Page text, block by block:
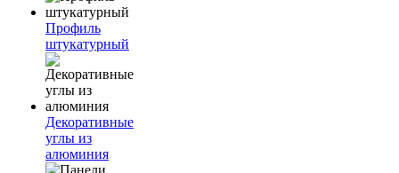
Профиль
штукатурный
Декоративные
углы из
алюминия